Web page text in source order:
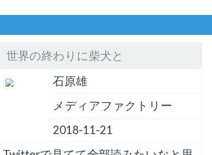
世界の終わりに柴犬と
石原雄
メディアファクトリー
2018-11-21